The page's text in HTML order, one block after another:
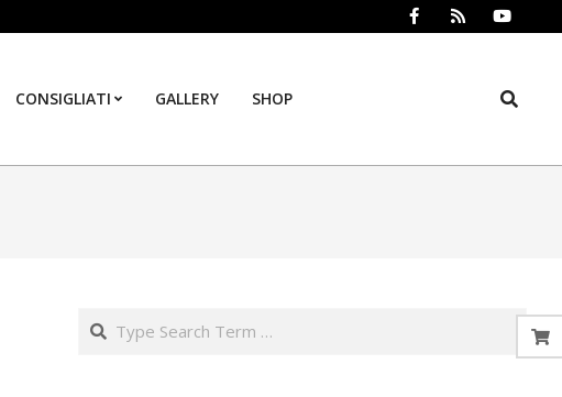
CONSIGLIATI GALLERY SHOP Search
Search